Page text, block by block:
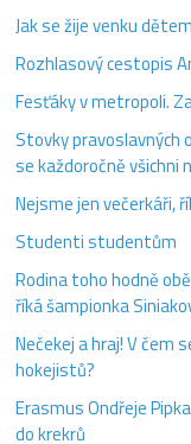
Jak se žije venku
Rozhlasový cestopis
Fesťáky v metropoli.
Stovky pravoslavných
se každoročně všichni
Nejsme jen večerkáři,
Studenti studentům
Rodina toho hodně
říká šampionka
Nečekej a hraj! V čem
hokejistů?
Erasmus Ondřeje
do krekrů